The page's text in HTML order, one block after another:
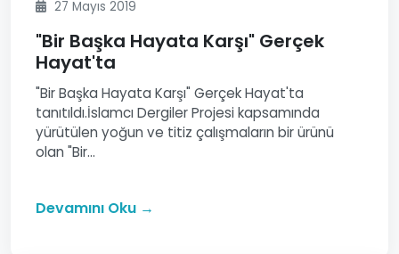
27 Mayıs 2019
"Bir Başka Hayata Karşı" Gerçek
Hayat'ta
"Bir Başka Hayata Karşı" Gerçek Hayat'ta
tanıtıldı.İslamcı Dergiler Projesi kapsamında
yürütülen yoğun ve titiz çalışmaların bir ürünü
olan "Bir...
Devamını Oku →